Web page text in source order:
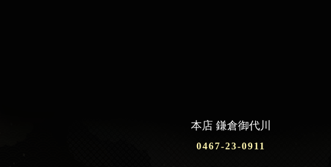
本店 鎌倉御代川
0467-23-0911